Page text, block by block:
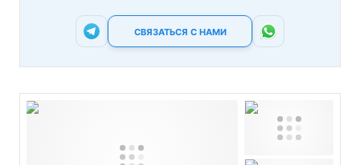
СВЯЗАТЬСЯ С НАМИ